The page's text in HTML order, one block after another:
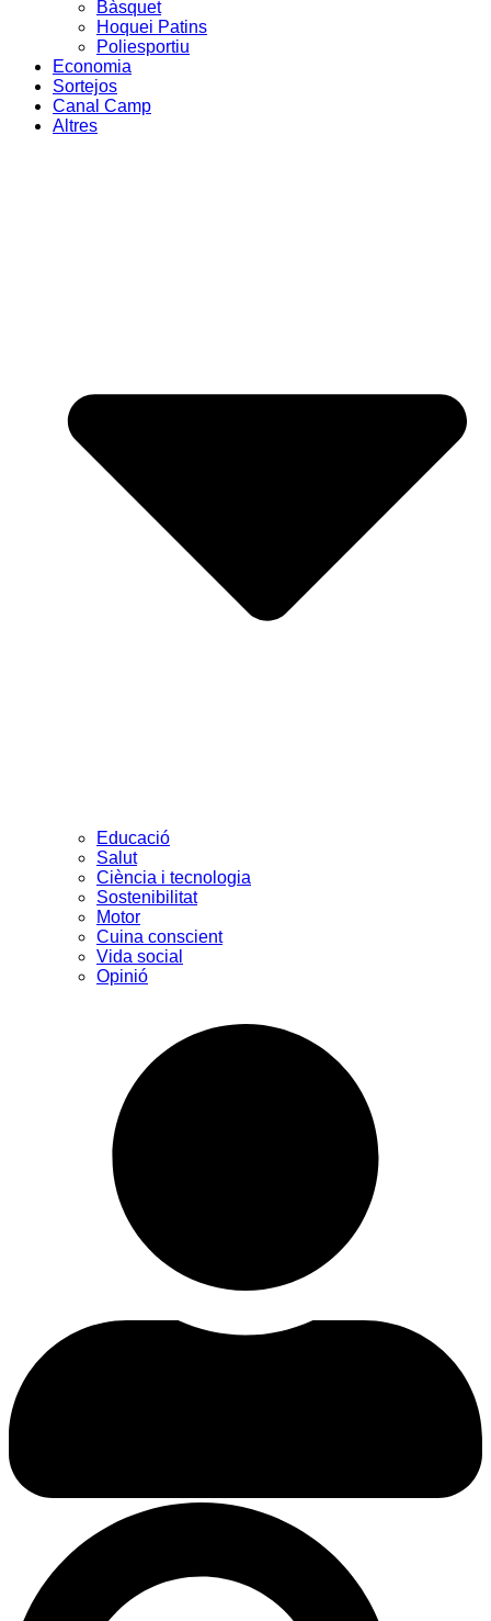
Bàsquet
Hoquei Patins
Poliesportiu
Economia
Sortejos
Canal Camp
Altres
Educació
Salut
Ciència i tecnologia
Sostenibilitat
Motor
Cuina conscient
Vida social
Opinió